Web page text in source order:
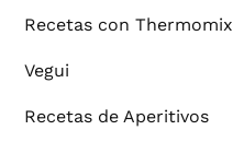
Recetas con Thermomix
Vegui
Recetas de Aperitivos